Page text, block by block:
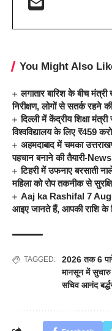
You Might Also
लगातार बारिश के बीच
निरीक्षण, लोगों से सतर्क
दिल्ली में केंद्रीय शिक्षा
विश्वविद्यालय के लिए ₹459
अहमदाबाद में चमका
पहचान बनाने की तैयारी-
टिहरी में उफनाए बरसाती
महिला को रोप तकनीक से
Aaj ka Rashifal 7
आइए जानते हैं, आपकी राशि के
TAGGED: 2026 तक 6
मानसून में सुचारु
सचिव आनंद